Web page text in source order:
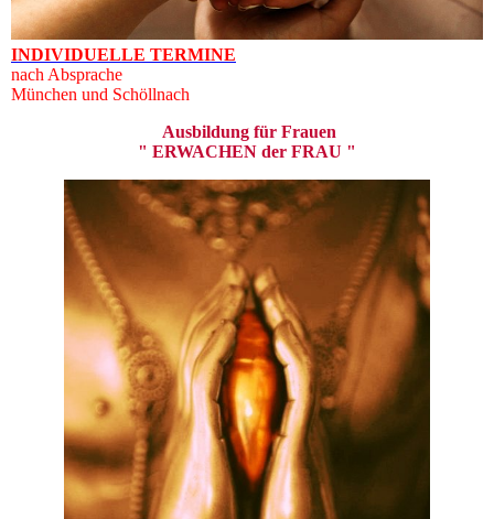
INDIVIDUELLE TERMINE
nach Absprache
München und Schöllnach
Ausbildung für Frauen
" ERWACHEN der FRAU "